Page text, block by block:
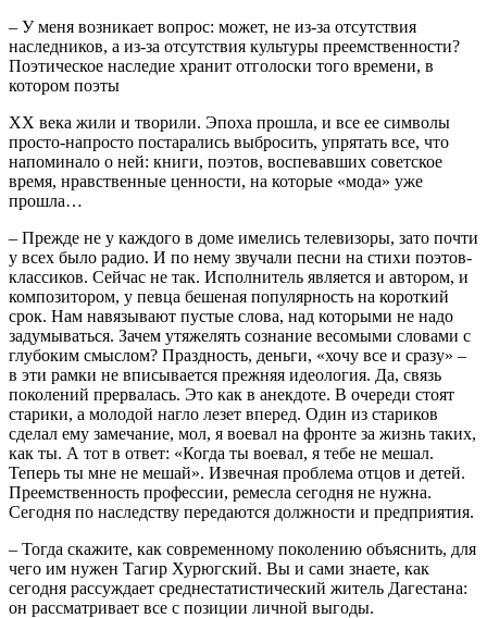
– У меня возникает вопрос: может, не из-за отсутствия
наследников, а из-за отсутствия культуры преемственности?
Поэтическое наследие хранит отголоски того времени, в
котором поэты
XX века жили и творили. Эпоха прошла, и все ее символы
просто-напросто постарались выбросить, упрятать все, что
напоминало о ней: книги, поэтов, воспевавших советское
время, нравственные ценности, на которые «мода» уже
прошла…
– Прежде не у каждого в доме имелись телевизоры, зато почти
у всех было радио. И по нему звучали песни на стихи поэтов-
классиков. Сейчас не так. Исполнитель является и автором, и
композитором, у певца бешеная популярность на короткий
срок. Нам навязывают пустые слова, над которыми не надо
задумываться. Зачем утяжелять сознание весомыми словами с
глубоким смыслом? Праздность, деньги, «хочу все и сразу» –
в эти рамки не вписывается прежняя идеология. Да, связь
поколений прервалась. Это как в анекдоте. В очереди стоят
старики, а молодой нагло лезет вперед. Один из стариков
сделал ему замечание, мол, я воевал на фронте за жизнь таких,
как ты. А тот в ответ: «Когда ты воевал, я тебе не мешал.
Теперь ты мне не мешай». Извечная проблема отцов и детей.
Преемственность профессии, ремесла сегодня не нужна.
Сегодня по наследству передаются должности и предприятия.
– Тогда скажите, как современному поколению объяснить, для
чего им нужен Тагир Хурюгский. Вы и сами знаете, как
сегодня рассуждает среднестатистический житель Дагестана:
он рассматривает все с позиции личной выгоды.